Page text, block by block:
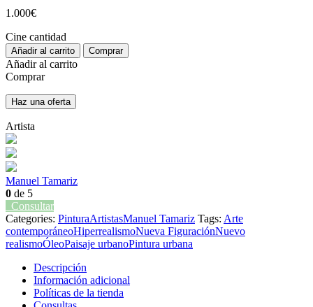
1.000€
Cine cantidad
Añadir al carrito Comprar
Añadir al carrito
Comprar
Haz una oferta
Artista
Manuel Tamariz
0 de 5
Consultar
Categories: PinturaArtistasManuel Tamariz Tags: Arte
contemporáneoHiperrealismoNueva FiguraciónNuevo
realismoÓleoPaisaje urbanoPintura urbana
Descripción
Información adicional
Políticas de la tienda